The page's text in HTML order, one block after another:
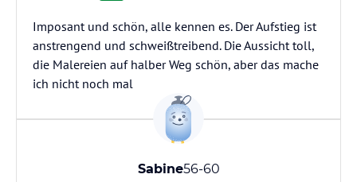
Imposant und schön, alle kennen es. Der Aufstieg ist
anstrengend und schweißtreibend. Die Aussicht toll,
die Malereien auf halber Weg schön, aber das mache
ich nicht noch mal
Sabine56-60